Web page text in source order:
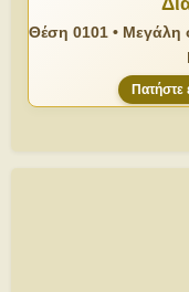
Θέση 0101 • Μεγάλη
Πατήστε